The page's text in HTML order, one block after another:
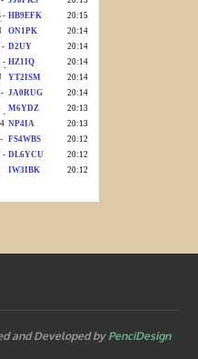
and Developed by PenciDesign